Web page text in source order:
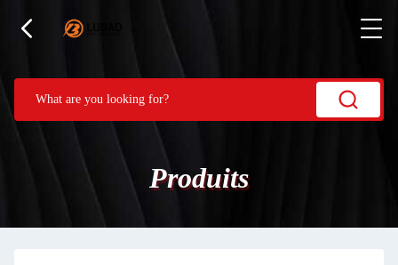
Produits